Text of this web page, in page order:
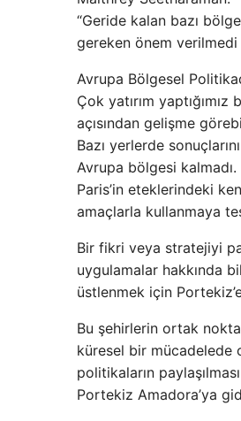
“Geride kalan bazı
gereken önem verilmedi
Avrupa Bölgesel
Çok yatırım
açısından gelişme
Bazı yerlerde
Avrupa bölgesi
Paris’in eteklerindeki
amaçlarla kullanmaya
Bir fikri veya stratejiyi
uygulamalar hakkında
üstlenmek için
Bu şehirlerin ortak
küresel bir mücadelede
politikaların
Portekiz Amadora’ya